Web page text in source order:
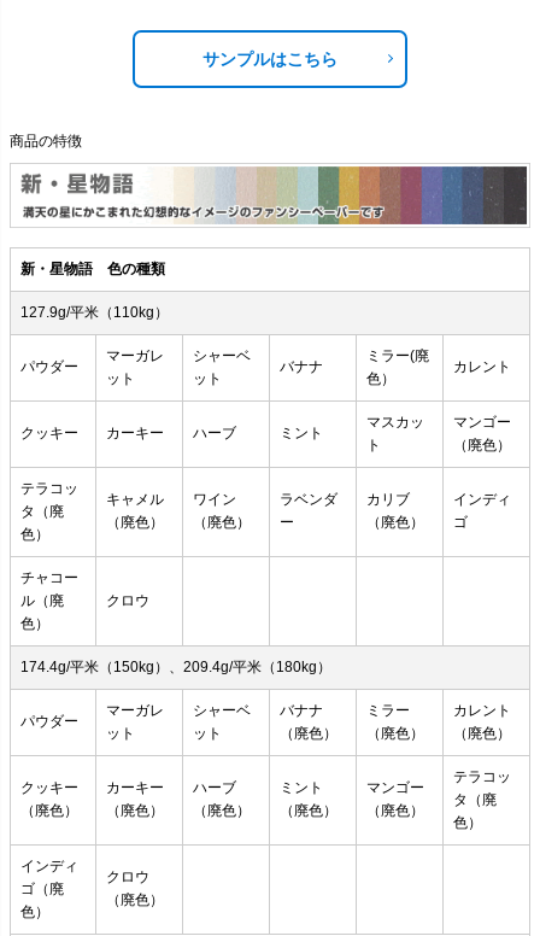
サンプルはこちら
商品の特徴
新・星物語 色の種類
127.9g/平米（110kg）
パウダー
マーガレ
ット
シャーベ
ット
バナナ
ミラー(廃
色）
カレント
クッキー カーキー ハーブ ミント
マスカッ
ト
マンゴー
（廃色）
テラコッ
タ（廃
色）
キャメル
（廃色）
ワイン
（廃色）
ラベンダ
ー
カリブ
（廃色）
インディ
ゴ
チャコー
ル（廃
色）
クロウ
174.4g/平米（150kg）、209.4g/平米（180kg）
パウダー
マーガレ
ット
シャーベ
ット
バナナ
（廃色）
ミラー
（廃色）
カレント
（廃色）
クッキー
（廃色）
カーキー
（廃色）
ハーブ
（廃色）
ミント
（廃色）
マンゴー
（廃色）
テラコッ
タ（廃
色）
インディ
ゴ（廃
色）
クロウ
（廃色）